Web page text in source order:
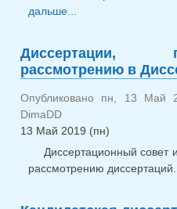
дальше...
Диссертации,
рассмотрению в
Опубликовано пн, 13 Май
DimaDD
13 Май 2019 (пн)
Диссертационный совет
рассмотрению